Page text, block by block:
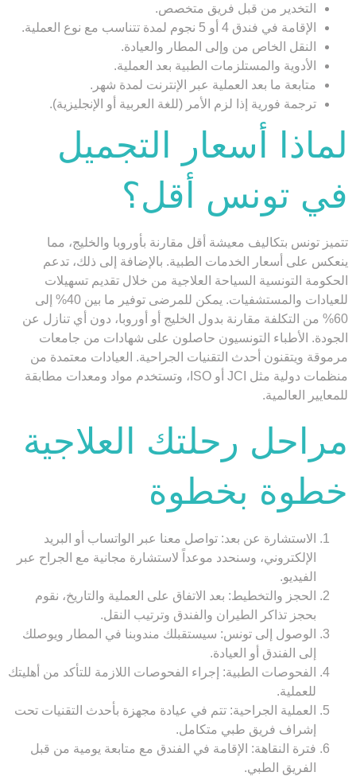
التخدير من قبل فريق متخصص.
الإقامة في فندق 4 أو 5 نجوم لمدة تتناسب مع نوع العملية.
النقل الخاص من وإلى المطار والعيادة.
الأدوية والمستلزمات الطبية بعد العملية.
متابعة ما بعد العملية عبر الإنترنت لمدة شهر.
ترجمة فورية إذا لزم الأمر (للغة العربية أو الإنجليزية).
لماذا أسعار التجميل
في تونس أقل؟
تتميز تونس بتكاليف معيشة أقل مقارنة بأوروبا والخليج، مما
ينعكس على أسعار الخدمات الطبية. بالإضافة إلى ذلك، تدعم
الحكومة التونسية السياحة العلاجية من خلال تقديم تسهيلات
للعيادات والمستشفيات. يمكن للمرضى توفير ما بين 40% إلى
60% من التكلفة مقارنة بدول الخليج أو أوروبا، دون أي تنازل عن
الجودة. الأطباء التونسيون حاصلون على شهادات من جامعات
مرموقة ويتقنون أحدث التقنيات الجراحية. العيادات معتمدة من
منظمات دولية مثل JCI أو ISO، وتستخدم مواد ومعدات مطابقة
للمعايير العالمية.
مراحل رحلتك العلاجية
خطوة بخطوة
الاستشارة عن بعد: تواصل معنا عبر الواتساب أو البريد
الإلكتروني، وسنحدد موعداً لاستشارة مجانية مع الجراح عبر
الفيديو.
الحجز والتخطيط: بعد الاتفاق على العملية والتاريخ، نقوم
بحجز تذاكر الطيران والفندق وترتيب النقل.
الوصول إلى تونس: سيستقبلك مندوبنا في المطار ويوصلك
إلى الفندق أو العيادة.
الفحوصات الطبية: إجراء الفحوصات اللازمة للتأكد من أهليتك
للعملية.
العملية الجراحية: تتم في عيادة مجهزة بأحدث التقنيات تحت
إشراف فريق طبي متكامل.
فترة النقاهة: الإقامة في الفندق مع متابعة يومية من قبل
الفريق الطبي.